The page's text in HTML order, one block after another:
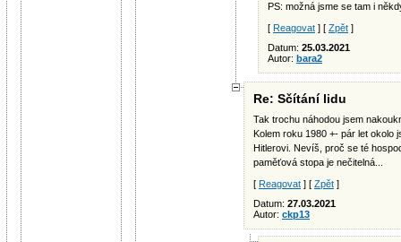
PS: možná jsme se tam i
[ Reagovat ] [ Zpět ]
Datum: 25.03.2021
Autor: bara2
Re: Sčítání lidu
Tak trochu náhodou jsem
Kolem roku 1980 +- pár let okolo
Hitlerovi. Nevíš, proč se té
paměťová stopa je nečitelná...
[ Reagovat ] [ Zpět ]
Datum: 27.03.2021
Autor: ckp13